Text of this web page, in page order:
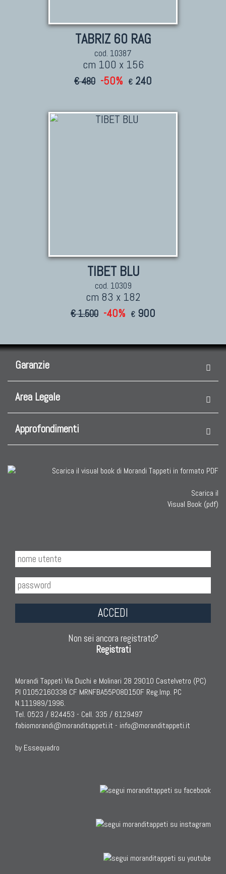
TABRIZ 60 RAG
cod. 10387
cm 100 x 156
€ 480 -50% € 240
TIBET BLU
cod. 10309
cm 83 x 182
€ 1.500 -40% € 900
Garanzie
Area Legale
Approfondimenti
Scarica il
Visual Book (pdf)
ACCEDI
Non sei ancora registrato?
Registrati
Morandi Tappeti Via Duchi e Molinari 28 29010 Castelvetro (PC)
PI 01052160338 CF MRNFBA55P08D150F Reg.Imp. PC
N.111989/1996.
Tel. 0523 / 824453 - Cell. 335 / 6129497
fabiomorandi@moranditappeti.it - info@moranditappeti.it
by Essequadro